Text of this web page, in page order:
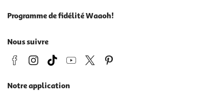
Programme de fidélité Waaoh!
Nous suivre
Notre application